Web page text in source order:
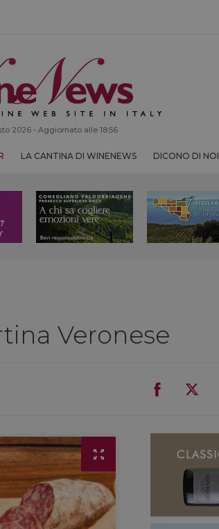
2026 - Aggiornato alle 18:56
LA CANTINA DI WINENEWS DICONO DI NOI
Veronese